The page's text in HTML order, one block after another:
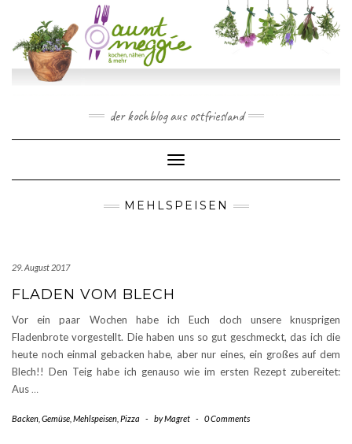
content
der kochblog aus ostfriesland
Toggle Navigation
MEHLSPEISEN
29. August 2017
FLADEN VOM BLECH
Vor ein paar Wochen habe ich Euch doch unsere knusprigen
Fladenbrote vorgestellt. Die haben uns so gut geschmeckt, das ich die
heute noch einmal gebacken habe, aber nur eines, ein großes auf dem
Blech!! Den Teig habe ich genauso wie im ersten Rezept zubereitet:
Aus…
Backen Gemüse Mehlspeisen Pizza - byMagret - 0 Comments